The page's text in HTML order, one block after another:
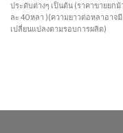
ประดับต่างๆ เป็นต้น (ราคาขายยกม้
ละ 40 หลา )(ความยาวต่อหลาอาจ
เปลี่ยนแปลงตามรอบการผลิต)